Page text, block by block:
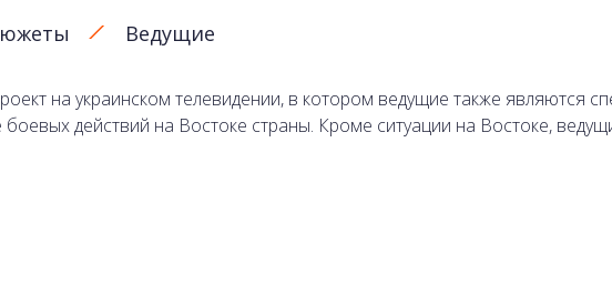
Ведущие
на украинском телевидении, в котором ведущие также являются
действий на Востоке страны. Кроме ситуации на Востоке,
2+2 и на сайте онлайн.